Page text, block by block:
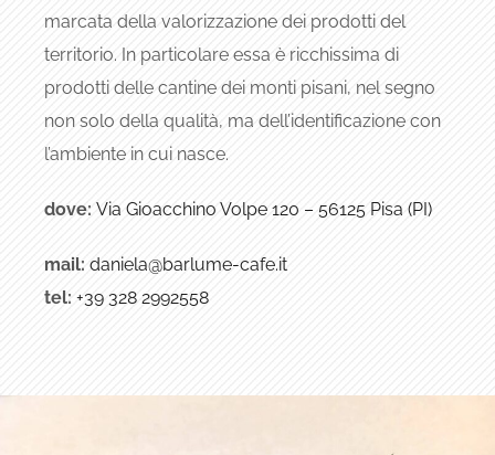
marcata della valorizzazione dei prodotti del
territorio. In particolare essa è ricchissima di
prodotti delle cantine dei monti pisani, nel segno
non solo della qualità, ma dell’identificazione con
l’ambiente in cui nasce.
dove: Via Gioacchino Volpe 120 – 56125 Pisa (PI)
mail: daniela@barlume-cafe.it
tel: +39 328 2992558